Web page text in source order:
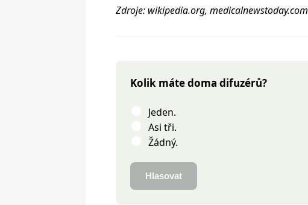
Zdroje: wikipedia.org, medicalnewstoday.com
Kolik máte doma difuzérů?
Jeden.
Asi tři.
Žádný.
Hlasovat